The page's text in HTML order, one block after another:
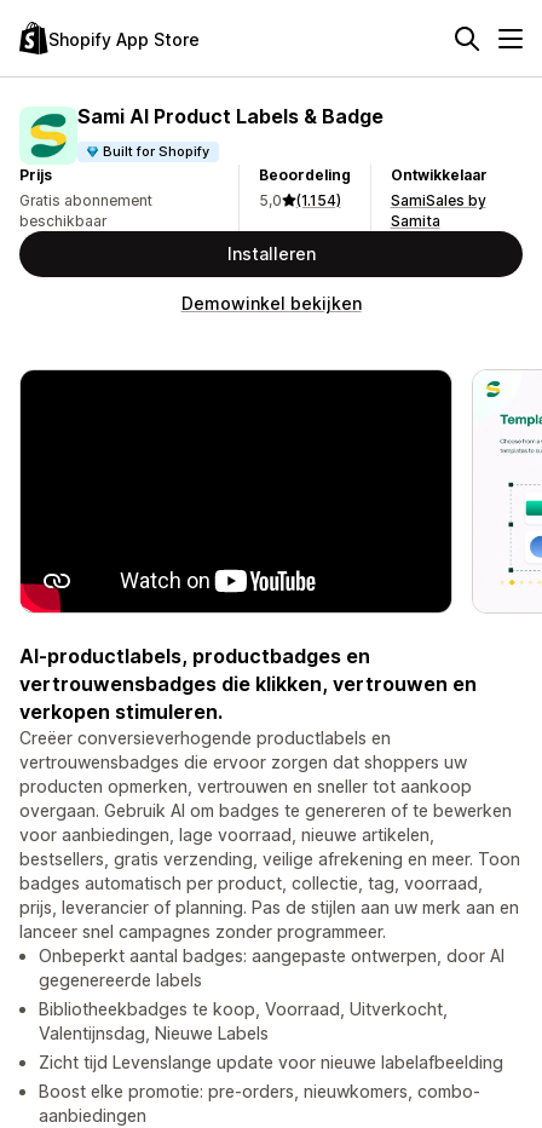
Shopify App Store
Sami AI Product Labels & Badge
Built for Shopify
Prijs
Gratis abonnement
beschikbaar
Beoordeling
5,0
(1.154)
Ontwikkelaar
SamiSales by
Samita
Installeren
Demowinkel bekijken
AI-productlabels, productbadges en
vertrouwensbadges die klikken, vertrouwen en
verkopen stimuleren.
Creëer conversieverhogende productlabels en
vertrouwensbadges die ervoor zorgen dat shoppers uw
producten opmerken, vertrouwen en sneller tot aankoop
overgaan. Gebruik AI om badges te genereren of te bewerken
voor aanbiedingen, lage voorraad, nieuwe artikelen,
bestsellers, gratis verzending, veilige afrekening en meer. Toon
badges automatisch per product, collectie, tag, voorraad,
prijs, leverancier of planning. Pas de stijlen aan uw merk aan en
lanceer snel campagnes zonder programmeer.
Onbeperkt aantal badges: aangepaste ontwerpen, door AI
gegenereerde labels
Bibliotheekbadges te koop, Voorraad, Uitverkocht,
Valentijnsdag, Nieuwe Labels
Zicht tijd Levenslange update voor nieuwe labelafbeelding
Boost elke promotie: pre-orders, nieuwkomers, combo-
aanbiedingen